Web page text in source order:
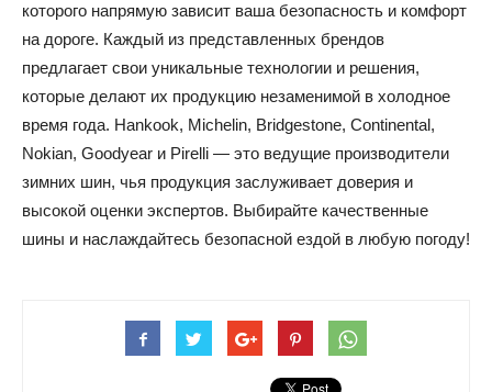
которого напрямую зависит ваша безопасность и комфорт
на дороге. Каждый из представленных брендов
предлагает свои уникальные технологии и решения,
которые делают их продукцию незаменимой в холодное
время года. Hankook, Michelin, Bridgestone, Continental,
Nokian, Goodyear и Pirelli — это ведущие производители
зимних шин, чья продукция заслуживает доверия и
высокой оценки экспертов. Выбирайте качественные
шины и наслаждайтесь безопасной ездой в любую погоду!